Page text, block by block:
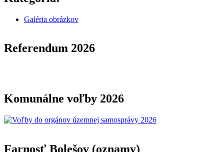
Galéria obrázkov
Referendum 2026
Komunálne voľby 2026
Farnosť Bolešov (oznamy)